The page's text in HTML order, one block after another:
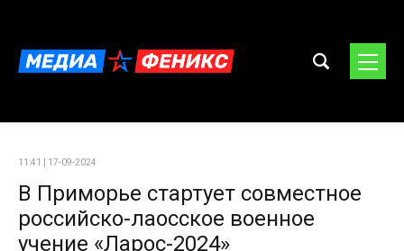
11:41 | 17-09-2024
В Приморье стартует совместное
российско-лаосское военное
учение «Ларос-2024»